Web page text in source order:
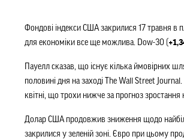
Фондові індекси США закрилися 17 травня в
для економіки все ще можлива. Dow-30 (
Пауелл сказав, що існує кілька ймовірних
половині дня на заході The Wall Street
квітні, що трохи нижче за прогноз зростання
Долар США продовжив зниження щодо
закрилися у зеленій зоні. Євро при цьому